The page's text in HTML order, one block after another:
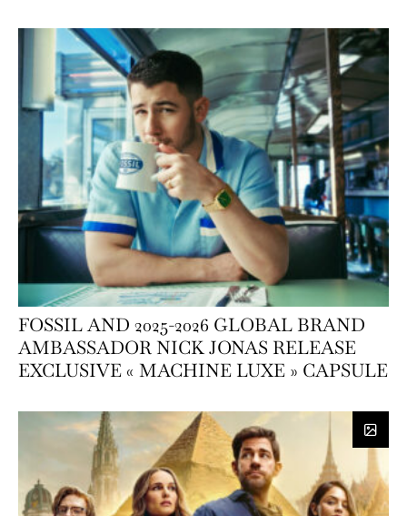
FOSSIL AND 2025-2026 GLOBAL BRAND
AMBASSADOR NICK JONAS RELEASE
EXCLUSIVE « MACHINE LUXE » CAPSULE